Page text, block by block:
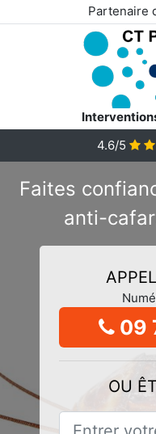
Partenaire
4.6/5
Faites
anti-
09
OU